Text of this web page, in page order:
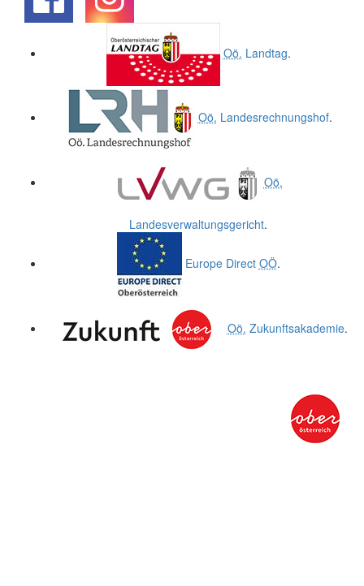
Oö. Landtag.
Oö. Landesrechnungshof.
Oö.
Landesverwaltungsgericht.
Europe Direct OÖ.
Oö. Zukunftsakademie.